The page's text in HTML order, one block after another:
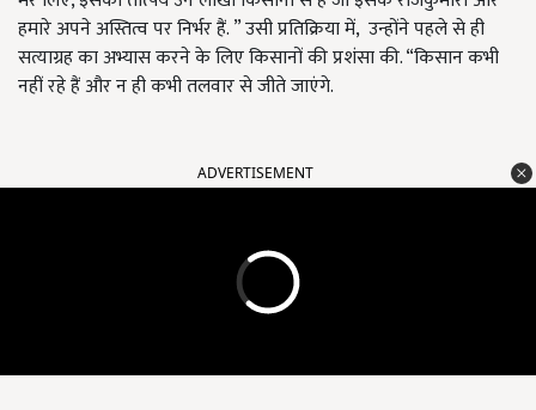
हमारे अपने अस्तित्व पर निर्भर हैं. ” उसी प्रतिक्रिया में, उन्होंने पहले से ही
सत्याग्रह का अभ्यास करने के लिए किसानों की प्रशंसा की. “किसान कभी
नहीं रहे हैं और न ही कभी तलवार से जीते जाएंगे.
ADVERTISEMENT